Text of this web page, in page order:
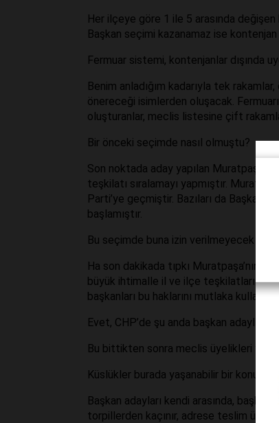
Her ilçeye göre 1 ile 5 arasında
Başkan seçimi kazanamaz ise kontenjan
Fermuar sistemi, kontenjanlar dışında
Benim anladığım kadarıyla tek
önereceği isimlerden oluşacak.
oluşturanlar, meclis listesine çift
Bir önceki seçimde nasıl olmuştu?
Son noktada aday yapılan Muratpaşa
teşkilatı sıralamayı yapmıştır.
Parti’ye geçmiştir. Bazıları da Başkan
başlamıştır.
Bu seçimde buna izin verilmeyecek gibi
Ha son dakikada tıpkı Muratpaşa’nın
büyük ihtimalle il ve ilçe teşkilatları
başkanları bu haklarını mutlaka
Evet, CHP’de şu anda başkan adaylığı
Bu bittikten sonra meclis üyelikleri
Küslükler burada yaşanabilir bir konudur.
Başkan adayları kendi arasında,
torpillerden kaçınır, adrese teslim